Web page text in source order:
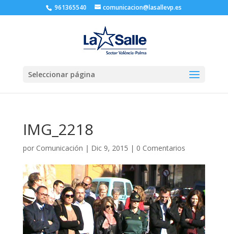
961365540 comunicacion@lasallevp.es
Seleccionar página
IMG_2218
por Comunicación | Dic 9, 2015 | 0 Comentarios